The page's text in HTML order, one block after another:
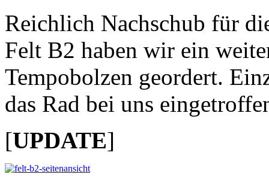
Reichlich Nachschub für
Felt B2 haben wir ein
Tempobolzen geordert.
das Rad bei uns
[UPDATE]